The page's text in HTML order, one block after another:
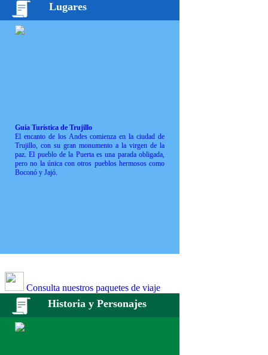
Lugares
Guía Turística de Trujillo
El encanto de los Andes comienza en la ciudad de
Trujillo, con su gran monumento a la virgen de la
paz. El pueblo de la Puerta es una parada obligada,
pero no la única con otros pueblos hermosos como
Boconó y Jajó.
Consulta nuestros paquetes de viaje
Historia y Personajes